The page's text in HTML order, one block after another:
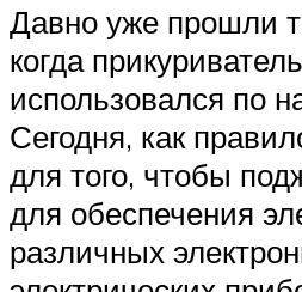
Давно уже прошли
когда прикуриватель
использовался по
Сегодня, как
для того, чтобы
для обеспечения
различных